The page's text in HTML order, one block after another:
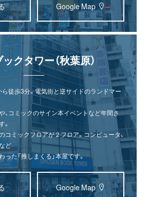
Google Map
クタワー（秋葉原）
ら徒歩3分。電気街と逆サイドのランドマー
、コミックのサイン本イベントなど年間さ
。
コミックフロアが２フロア。コンピュータ、
ど
た「推しまくる」本屋です。
Google Map